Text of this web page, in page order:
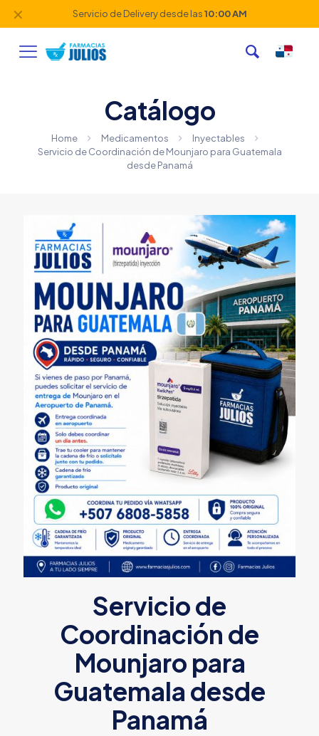
Servicio de Delivery desde las10:00 AM
✕
Catálogo
Home Medicamentos
Inyectables
Servicio de Coordinación de Mounjaro para Guatemala
desde Panamá
Servicio de
Coordinación de
Mounjaro para
Guatemala desde
Panamá